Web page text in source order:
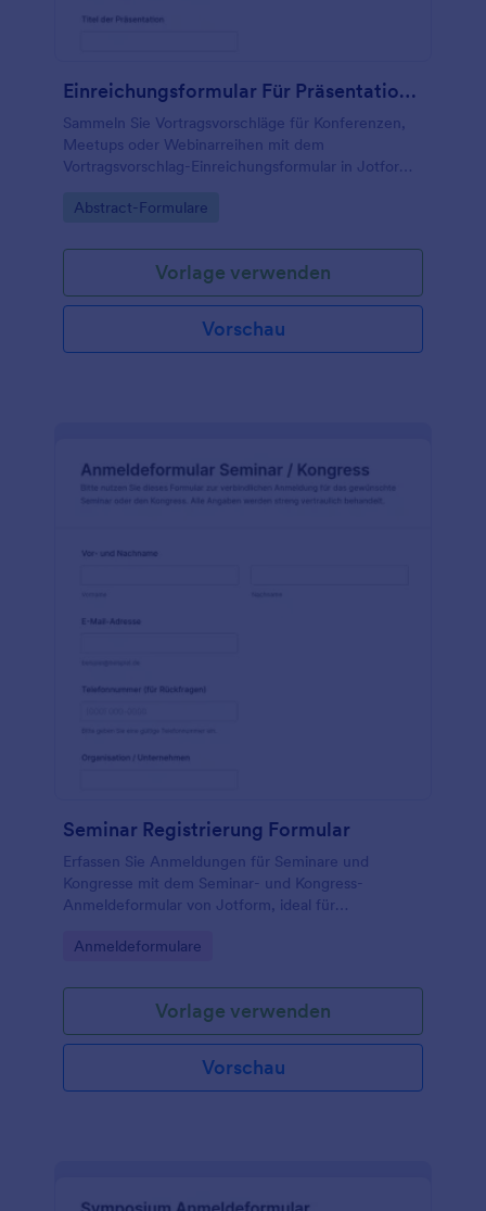
Einreichungsformular Für Präsentationen
Sammeln Sie Vortragsvorschläge für Konferenzen,
Meetups oder Webinarreihen mit dem
Vortragsvorschlag-Einreichungsformular in Jotform
Planung und Programmkomitee.
Go to Category:
Abstract-Formulare
Vorlage verwenden
Vorschau
Seminar Registrierung Formular
Erfassen Sie Anmeldungen für Seminare und
Kongresse mit dem Seminar- und Kongress-
Anmeldeformular von Jotform, ideal für
Datenaufnahme und Formularantworten zentral
Go to Category:
Anmeldeformulare
Vorlage verwenden
Vorschau